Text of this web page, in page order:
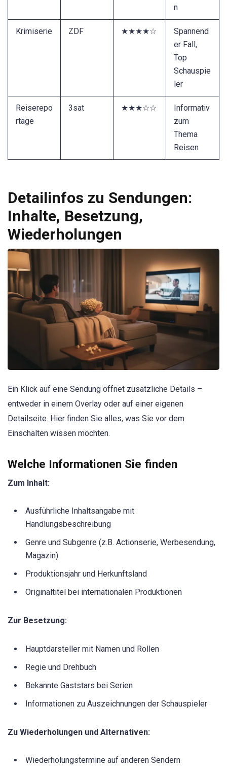
n
Krimiserie ZDF ★★★★☆
Spannend
er Fall,
Top
Schauspie
ler
Reiserepo
rtage
3sat ★★★☆☆
Informativ
zum
Thema
Reisen
Detailinfos zu Sendungen:
Inhalte, Besetzung,
Wiederholungen
Ein Klick auf eine Sendung öffnet zusätzliche Details –
entweder in einem Overlay oder auf einer eigenen
Detailseite. Hier finden Sie alles, was Sie vor dem
Einschalten wissen möchten.
Welche Informationen Sie finden
Zum Inhalt:
Ausführliche Inhaltsangabe mit
Handlungsbeschreibung
Genre und Subgenre (z.B. Actionserie, Werbesendung,
Magazin)
Produktionsjahr und Herkunftsland
Originaltitel bei internationalen Produktionen
Zur Besetzung:
Hauptdarsteller mit Namen und Rollen
Regie und Drehbuch
Bekannte Gaststars bei Serien
Informationen zu Auszeichnungen der Schauspieler
Zu Wiederholungen und Alternativen:
Wiederholungstermine auf anderen Sendern